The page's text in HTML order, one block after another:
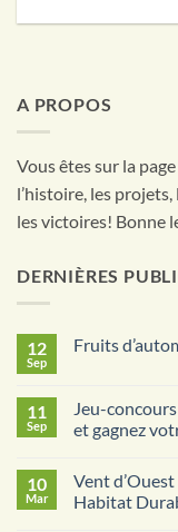
A PROPOS
Vous êtes sur la
l’histoire, les
les victoires! Bonne
DERNIÈRES
12
Sep
Fruits
Fruits
d’automne
mijotés
11
Sep
Jeu-
et gagnez
sur
Jeu-
concours
10
Mar
Vent
Habitat